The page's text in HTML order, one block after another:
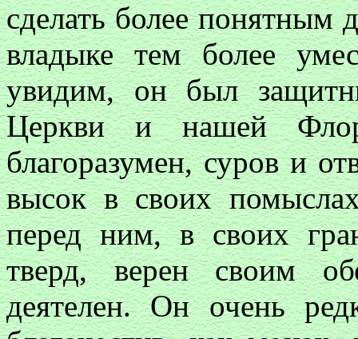
сделать более понятным
владыке тем более
увидим, он был
Церкви и нашей
благоразумен, суров и
высок в своих
перед ним, в своих
тверд, верен своим
деятелен. Он очень